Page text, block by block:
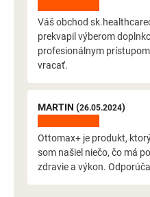
Váš obchod
prekvapil výberom
profesionálnym
vracať.
MARTIN (26.05.2024)
Ottomax+ je produkt,
som našiel niečo, čo má
zdravie a výkon.